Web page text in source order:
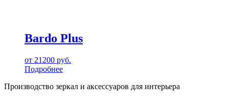
Bardo Plus
от 21200 руб.
Подробнее
Производство зеркал и аксессуаров для интерьера